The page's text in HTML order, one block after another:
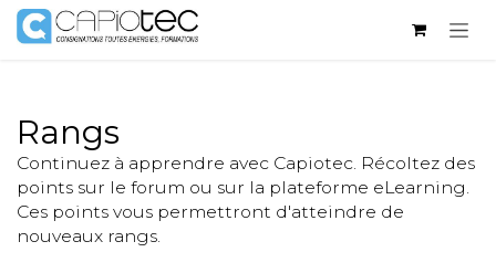
Se rendre au contenu
Rangs
Continuez à apprendre avec Capiotec. Récoltez des
points sur le forum ou sur la plateforme eLearning.
Ces points vous permettront d'atteindre de
nouveaux rangs.